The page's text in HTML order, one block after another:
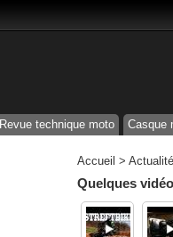
Revue technique moto Casque
Accueil >
Quelques